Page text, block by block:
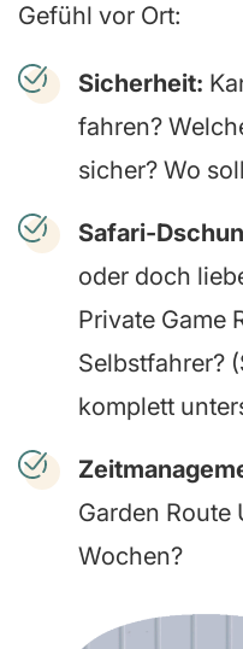
Gefühl vor Ort:
Sicherheit:
fahren?
sicher? Wo
Safari-
oder doch
Private Game
Selbstfahrer?
komplett
Garden Route
Wochen?